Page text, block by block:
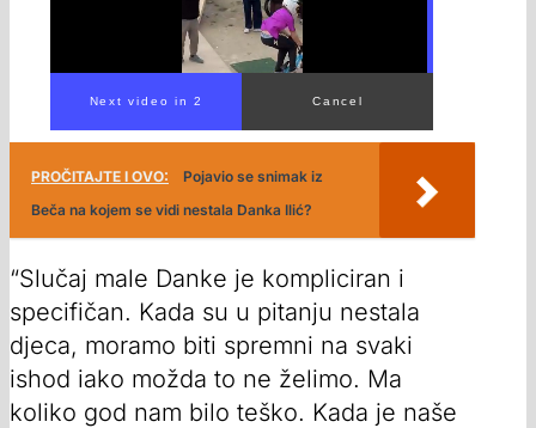
PROČITAJTE I OVO:
Pojavio se snimak iz
Beča na kojem se vidi nestala Danka Ilić?
“Slučaj male Danke je kompliciran i
specifičan. Kada su u pitanju nestala
djeca, moramo biti spremni na svaki
ishod iako možda to ne želimo. Ma
koliko god nam bilo teško. Kada je naše